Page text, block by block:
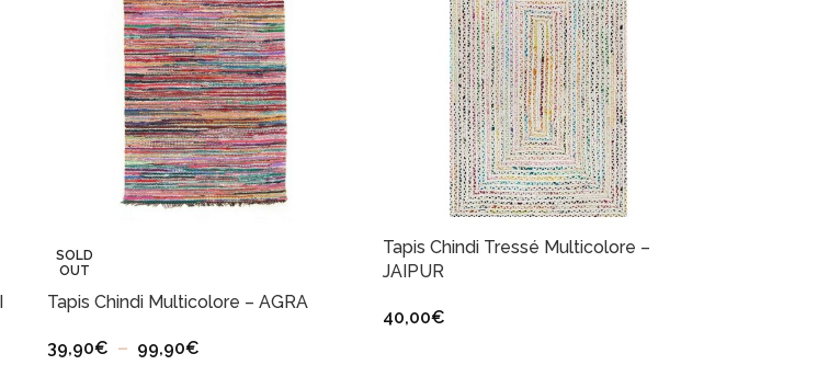
SOLD
OUT
Tapis Chindi Multicolore – AGRA
39,90€ – 99,90€
Tapis Chindi Tressé Multicolore –
JAIPUR
40,00€